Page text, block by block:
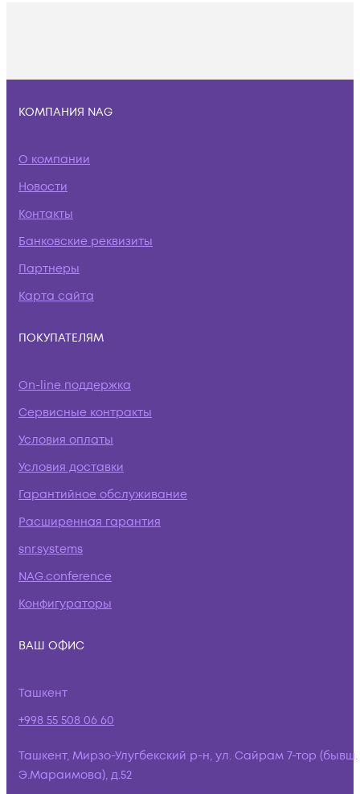
КОМПАНИЯ NAG
О компании
Новости
Контакты
Банковские реквизиты
Партнеры
Карта сайта
ПОКУПАТЕЛЯМ
On-line поддержка
Сервисные контракты
Условия оплаты
Условия доставки
Гарантийное обслуживание
Расширенная гарантия
snr.systems
NAG.conference
Конфигураторы
ВАШ ОФИС
Ташкент
+998 55 508 06 60
Ташкент, Мирзо-Улугбекский р-н, ул. Сайрам 7-тор (бывш.
Э.Мараимова), д.52